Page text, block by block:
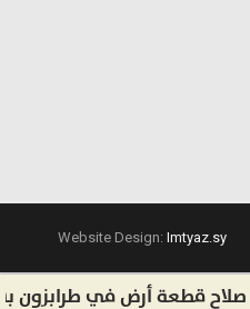
Website Design: Imtyaz.sy
أرض في طرابزون بسبب